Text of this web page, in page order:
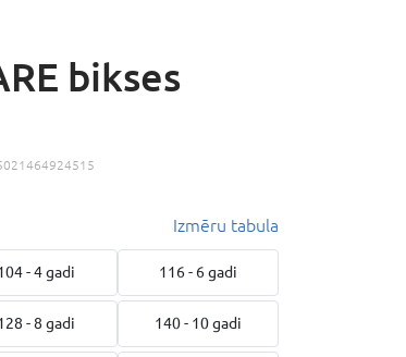
bikses
Izmēru tabula
- 4 gadi 116 - 6 gadi
- 8 gadi 140 - 10 gadi